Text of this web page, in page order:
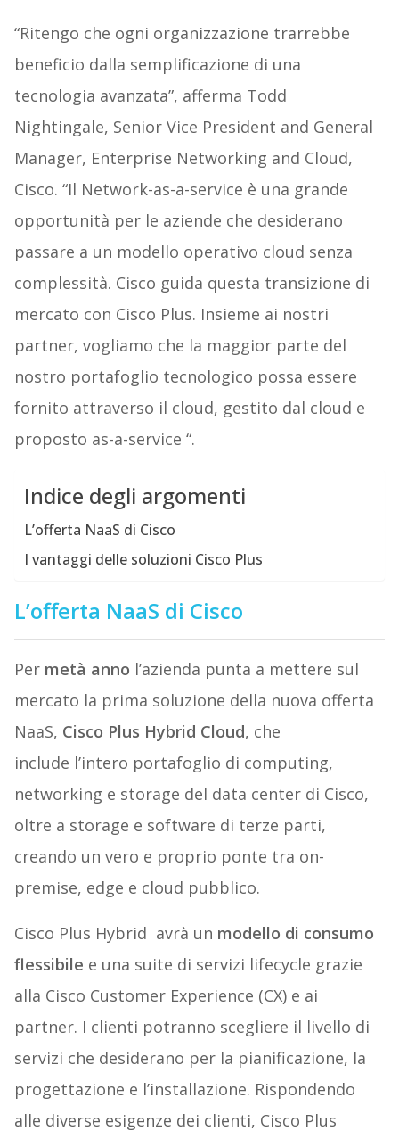
“Ritengo che ogni organizzazione trarrebbe
beneficio dalla semplificazione di una
tecnologia avanzata”, afferma Todd
Nightingale, Senior Vice President and General
Manager, Enterprise Networking and Cloud,
Cisco. “Il Network-as-a-service è una grande
opportunità per le aziende che desiderano
passare a un modello operativo cloud senza
complessità. Cisco guida questa transizione di
mercato con Cisco Plus. Insieme ai nostri
partner, vogliamo che la maggior parte del
nostro portafoglio tecnologico possa essere
fornito attraverso il cloud, gestito dal cloud e
proposto as-a-service “.
Indice degli argomenti
L’offerta NaaS di Cisco
I vantaggi delle soluzioni Cisco Plus
L’offerta NaaS di Cisco
Per metà anno l’azienda punta a mettere sul
mercato la prima soluzione della nuova offerta
NaaS, Cisco Plus Hybrid Cloud, che
include l’intero portafoglio di computing,
networking e storage del data center di Cisco,
oltre a storage e software di terze parti,
creando un vero e proprio ponte tra on-
premise, edge e cloud pubblico.
Cisco Plus Hybrid avrà un modello di consumo
flessibile e una suite di servizi lifecycle grazie
alla Cisco Customer Experience (CX) e ai
partner. I clienti potranno scegliere il livello di
servizi che desiderano per la pianificazione, la
progettazione e l’installazione. Rispondendo
alle diverse esigenze dei clienti, Cisco Plus